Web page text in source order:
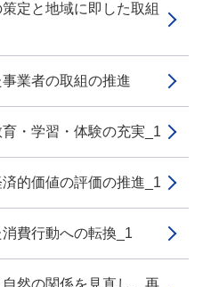
定と地域に即した取組
業者の取組の推進
・学習・体験の充実_1
的価値の評価の推進_1
費行動への転換_1
然の関係を見直し、再